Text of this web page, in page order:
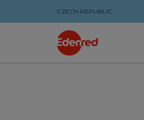
CZECH REPUBLIC